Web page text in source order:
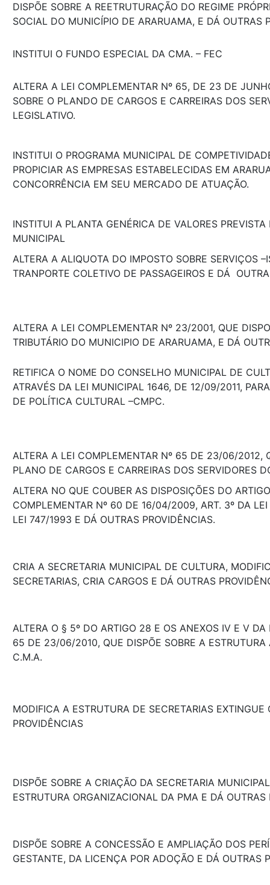
DISPÕE SOBRE A REETRUTURAÇÃO DO REGIME
SOCIAL DO MUNICÍPIO DE ARARUAMA, E DÁ OUTRAS
INSTITUI O FUNDO ESPECIAL DA CMA. – FEC
ALTERA A LEI COMPLEMENTAR Nº 65, DE 23 DE
SOBRE O PLANDO DE CARGOS E CARREIRAS DOS
LEGISLATIVO.
INSTITUI O PROGRAMA MUNICIPAL DE
PROPICIAR AS EMPRESAS ESTABELECIDAS EM
CONCORRÊNCIA EM SEU MERCADO DE ATUAÇÃO.
INSTITUI A PLANTA GENÉRICA DE VALORES
MUNICIPAL
ALTERA A ALIQUOTA DO IMPOSTO SOBRE SERVIÇOS
TRANPORTE COLETIVO DE PASSAGEIROS E DÁ
ALTERA A LEI COMPLEMENTAR Nº 23/2001, QUE
TRIBUTÁRIO DO MUNICIPIO DE ARARUAMA, E DÁ
RETIFICA O NOME DO CONSELHO MUNICIPAL DE
ATRAVÉS DA LEI MUNICIPAL 1646, DE 12/09/2011,
DE POLÍTICA CULTURAL –CMPC.
ALTERA A LEI COMPLEMENTAR Nº 65 DE 23/06/2012,
PLANO DE CARGOS E CARREIRAS DOS SERVIDORES
ALTERA NO QUE COUBER AS DISPOSIÇÕES DO
COMPLEMENTAR Nº 60 DE 16/04/2009, ART. 3º DA
LEI 747/1993 E DÁ OUTRAS PROVIDÊNCIAS.
CRIA A SECRETARIA MUNICIPAL DE CULTURA,
SECRETARIAS, CRIA CARGOS E DÁ OUTRAS
ALTERA O § 5º DO ARTIGO 28 E OS ANEXOS IV E V DA
65 DE 23/06/2010, QUE DISPÕE SOBRE A ESTRUTURA
C.M.A.
MODIFICA A ESTRUTURA DE SECRETARIAS EXTINGUE
PROVIDÊNCIAS
DISPÕE SOBRE A CRIAÇÃO DA SECRETARIA
ESTRUTURA ORGANIZACIONAL DA PMA E DÁ OUTRAS
DISPÕE SOBRE A CONCESSÃO E AMPLIAÇÃO DOS
GESTANTE, DA LICENÇA POR ADOÇÃO E DÁ OUTRAS